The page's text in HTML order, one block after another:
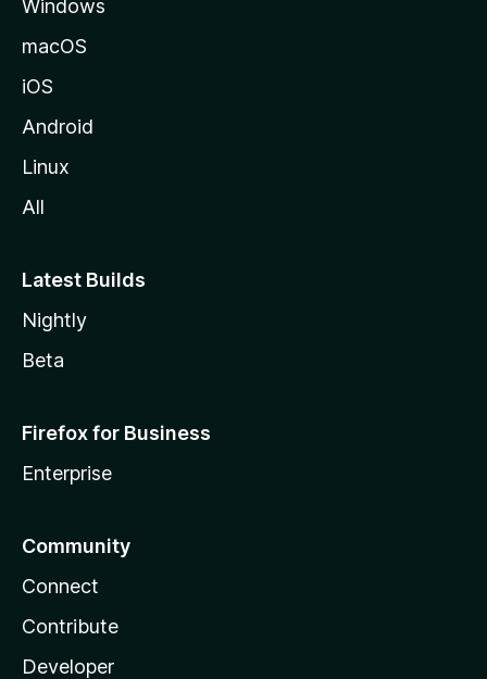
lWindows
macOS
iOS
Android
Linux
All
Latest Builds
Nightly
Beta
Firefox for Business
Enterprise
Community
Connect
Contribute
Developer